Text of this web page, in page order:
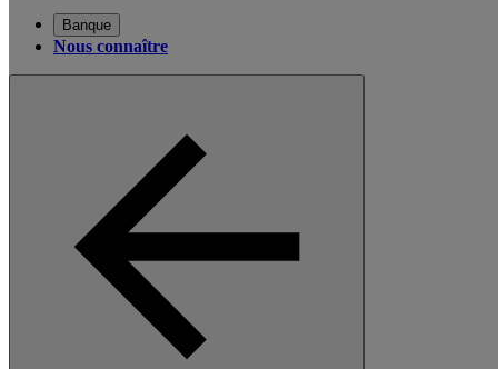
Banque
Nous connaître